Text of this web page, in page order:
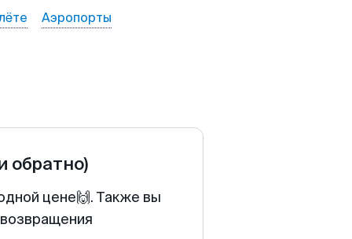
Аэропорты
обратно)
цене🙌. Также вы